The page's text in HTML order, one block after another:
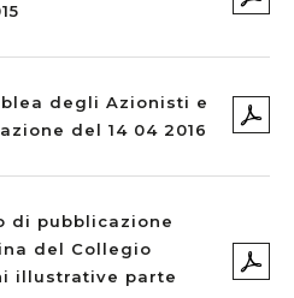
degli Azionisti e
del 14 04 2016
di pubblicazione
del Collegio
illustrative parte